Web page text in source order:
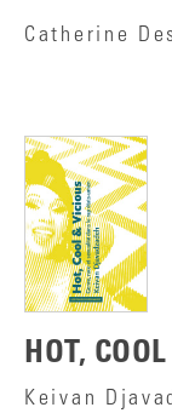
Catherine
HOT,
Keivan